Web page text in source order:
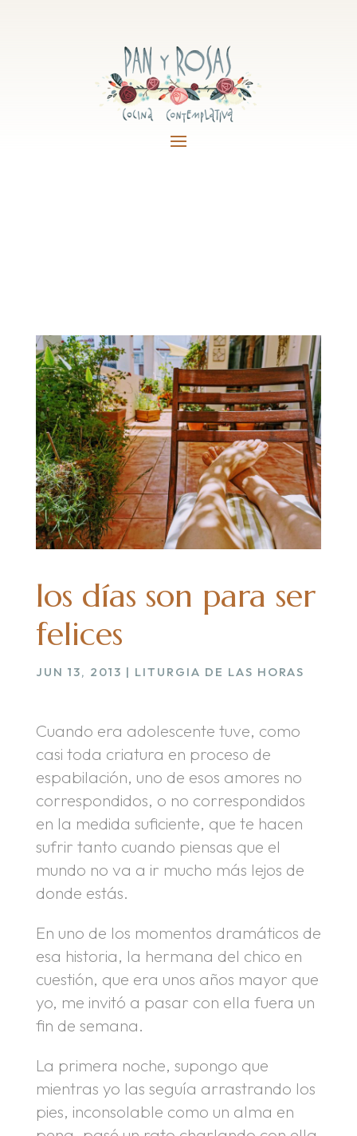
los días son para ser
felices
JUN 13, 2013 | LITURGIA DE LAS HORAS
Cuando era adolescente tuve, como
casi toda criatura en proceso de
espabilación, uno de esos amores no
correspondidos, o no correspondidos
en la medida suficiente, que te hacen
sufrir tanto cuando piensas que el
mundo no va a ir mucho más lejos de
donde estás.
En uno de los momentos dramáticos de
esa historia, la hermana del chico en
cuestión, que era unos años mayor que
yo, me invitó a pasar con ella fuera un
fin de semana.
La primera noche, supongo que
mientras yo las seguía arrastrando los
pies, inconsolable como un alma en